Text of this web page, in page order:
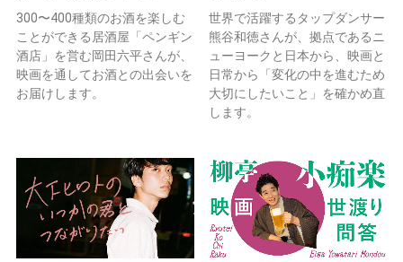
300〜400種類のお酒を楽しむ
ことができる居酒屋「ペンギン
酒店」を営む岡田六平さんが、
映画を通してお酒との出会いを
お届けします。
世界で活躍するタップダンサー
熊谷和徳さんが、拠点であるニ
ューヨークと日本から、映画と
日常から「変化の中を進むため
大切にしたいこと」を確かめ直
します。